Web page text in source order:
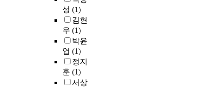
성 (1)
김현
우 (1)
박윤
엽 (1)
정지
훈 (1)
서상